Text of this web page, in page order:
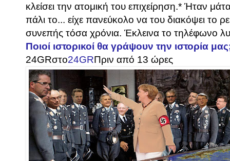
κλείσει την ατομική του επιχείρηση.* Ήταν
πάλι το... είχε πανεύκολο να του διακόψει το
συνεπής τόσα χρόνια. Έκλεινα το τηλέφωνο
Ποιοί ιστορικοί θα γράψουν την ιστορία
24GRστο24GRΠριν από 13 ώρες